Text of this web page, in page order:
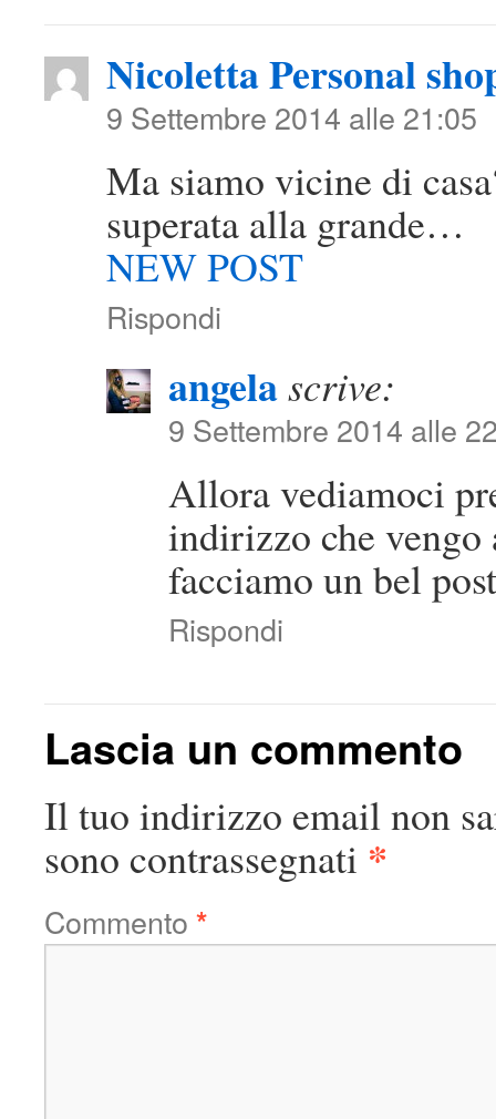
Nicoletta Personal
9 Settembre 2014 alle 21:05
Ma siamo vicine di
superata alla grande…
NEW POST
Rispondi
angelascrive:
9 Settembre 2014 alle
Allora vediamoci
indirizzo che
facciamo un bel
Rispondi
Lascia un commento
Il tuo indirizzo email non
sono contrassegnati *
Commento *